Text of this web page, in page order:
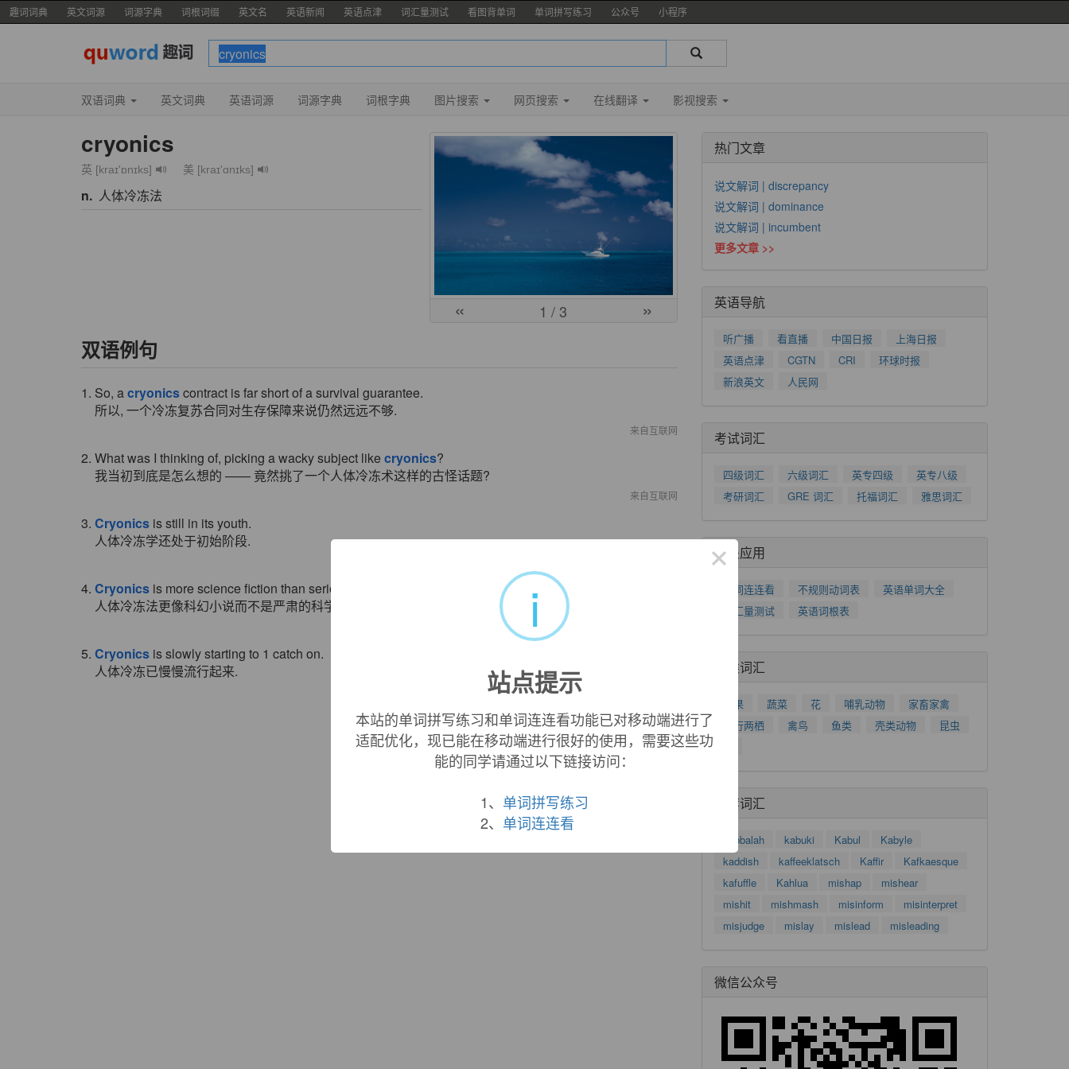
趣词词典 英文词源 词源字典 词根词缀 英文名 英语新闻 英语点津 词汇量测试 看图背单词 单词拼写练习 公众号 小程序
双语词典 英文词典 英语词源 词源字典 词根字典 图片搜索 网页搜索 在线翻译 影视搜索
cryonics
英 [kraɪ'ɒnɪks] 美 [kraɪ'ɑnɪks]
n. 人体冷冻法
« 1 / 3 »
双语例句
1. So, acryonicscontract is far short of a survival guarantee.
所以, 一个冷冻复苏合同对生存保障来说仍然远远不够.
来自互联网
2. What was I thinking of, picking a wacky subject like cryonics?
我当初到底是怎么想的 —— 竟然挑了一个人体冷冻术这样的古怪话题?
来自互联网
3. Cryonics is still in its youth.
人体冷冻学还处于初始阶段.
4. Cryonics is more science fiction than serious science.
人体冷冻法更像科幻小说而不是严肃的科学.
5. Cryonics is slowly starting to 1 catch on.
人体冷冻已慢慢流行起来.
热门文章
说文解词 | discrepancy
说文解词 | dominance
说文解词 | incumbent
更多文章 >>
英语导航
听广播 看直播 中国日报
上海日报
英语点津
CGTN CRI
环球时报
新浪英文
人民网
考试词汇
四级词汇 六级词汇 英专四级
英专八级
考研词汇
GRE 词汇 托福词汇 雅思词汇
相关应用
单词连连看 不规则动词表
英语单词大全
词汇量测试
英语词根表
分类词汇
水果 蔬菜 花 哺乳动物
家畜家禽
爬行两栖
禽鸟 鱼类 壳类动物
昆虫
推荐词汇
kabbalah kabuki Kabul
Kabyle
kaddish
kaffeeklatsch Kaffir
Kafkaesque
kafuffle
Kahlua mishap
mishear
mishit
mishmash misinform
misinterpret
misjudge
mislay mislead misleading
微信公众号
×
i
站点提示
本站的单词拼写练习和单词连连看功能已对移动端进行了
适配优化，现已能在移动端进行很好的使用，需要这些功
能的同学请通过以下链接访问：
1、 单词拼写练习
2、 单词连连看